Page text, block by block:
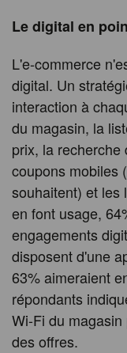
Le digital en
L'e-commerce
digital. Un
interaction à
du magasin, la
prix, la
coupons mobiles
souhaitent) et les
en font usage,
engagements
disposent d'une
63% aimeraient
répondants
Wi-Fi du
des offres.